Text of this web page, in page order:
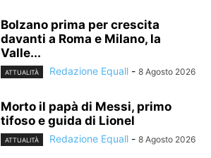
Bolzano prima per crescita
davanti a Roma e Milano, la
Valle...
ATTUALITÀ Redazione Equall - 8 Agosto 2026
Morto il papà di Messi, primo
tifoso e guida di Lionel
ATTUALITÀ Redazione Equall - 8 Agosto 2026